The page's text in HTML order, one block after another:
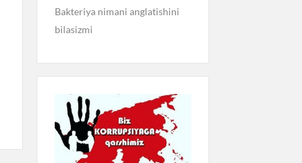
Bakteriya nimani anglatishini
bilasizmi